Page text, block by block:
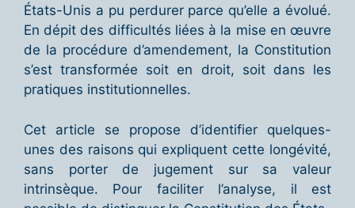
États-Unis a pu perdurer parce qu’elle a évolué.
En dépit des difficultés liées à la mise en œuvre
de la procédure d’amendement, la Constitution
s’est transformée soit en droit, soit dans les
pratiques institutionnelles.
Cet article se propose d’identifier quelques-
unes des raisons qui expliquent cette longévité,
sans porter de jugement sur sa valeur
intrinsèque. Pour faciliter l’analyse, il est